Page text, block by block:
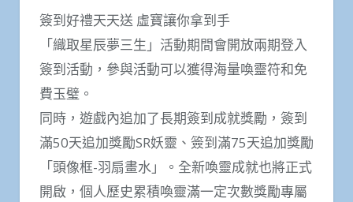
簽到好禮天天送 虛寶讓你拿到手
「織取星辰夢三生」活動期間會開放兩期登入
簽到活動，參與活動可以獲得海量喚靈符和免
費玉璧。
同時，遊戲內追加了長期簽到成就獎勵，簽到
滿50天追加獎勵SR妖靈、簽到滿75天追加獎勵
「頭像框-羽扇畫水」。全新喚靈成就也將正式
開啟，個人歷史累積喚靈滿一定次數獎勵專屬